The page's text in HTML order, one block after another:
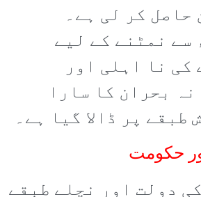
حاصل کر لی ہے۔
سے نمٹنے کے لیے
کی نا اہلی اور
بحران کا سارا
طبقے پر ڈالا گیا ہے۔
حکومت
دولت اور نچلے طبقے